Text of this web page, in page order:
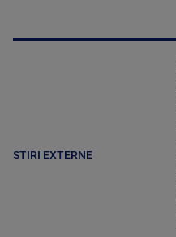
STIRI EXTERNE